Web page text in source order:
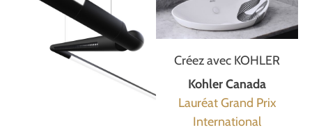
Créez avec KOHLER
Kohler Canada
Lauréat Grand Prix
International